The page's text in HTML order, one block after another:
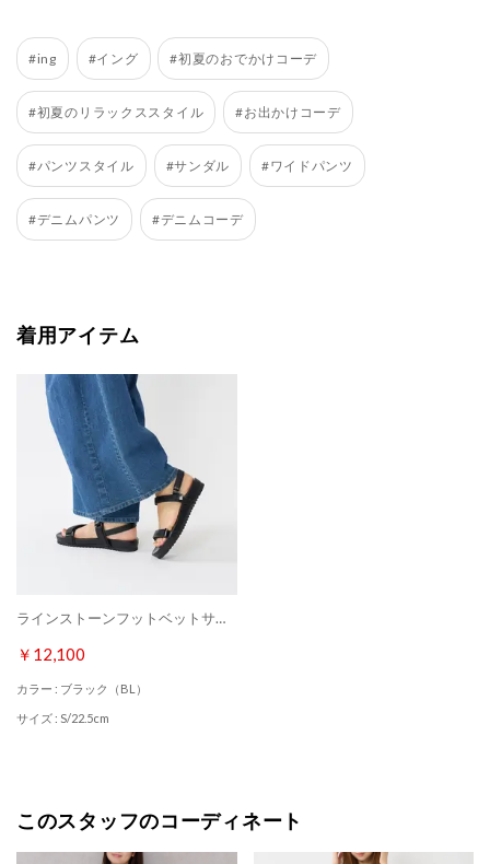
#ing #イング #初夏のおでかけコーデ
#初夏のリラックススタイル #お出かけコーデ
#パンツスタイル #サンダル #ワイドパンツ
#デニムパンツ #デニムコーデ
着用アイテム
ラインストーンフットベットサンダル （ブラック）
￥12,100
カラー : ブラック（BL）
サイズ : S/22.5cm
このスタッフのコーディネート